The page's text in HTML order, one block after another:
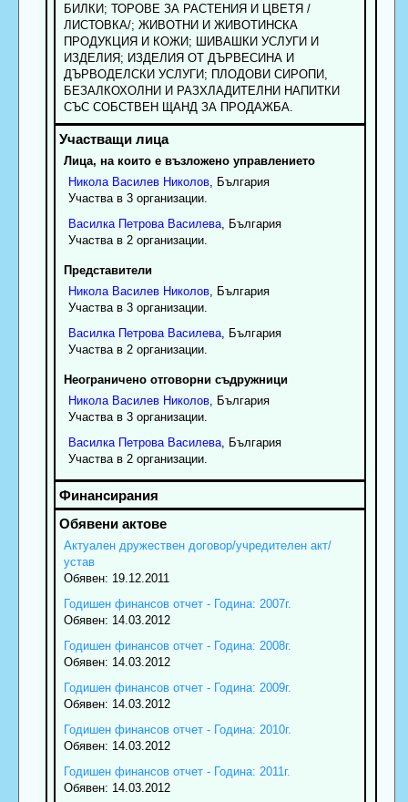
БИЛКИ; ТОРОВЕ ЗА РАСТЕНИЯ И ЦВЕТЯ /
ЛИСТОВКА/; ЖИВОТНИ И ЖИВОТИНСКА
ПРОДУКЦИЯ И КОЖИ; ШИВАШКИ УСЛУГИ И
ИЗДЕЛИЯ; ИЗДЕЛИЯ ОТ ДЪРВЕСИНА И
ДЪРВОДЕЛСКИ УСЛУГИ; ПЛОДОВИ СИРОПИ,
БЕЗАЛКОХОЛНИ И РАЗХЛАДИТЕЛНИ НАПИТКИ
СЪС СОБСТВЕН ЩАНД ЗА ПРОДАЖБА.
Лица, на които е възложено управлението
Никола Василев Николов, България
Участва в 3 организации.
Василка Петрова Василева, България
Участва в 2 организации.
Представители
Никола Василев Николов, България
Участва в 3 организации.
Василка Петрова Василева, България
Участва в 2 организации.
Неограничено отговорни съдружници
Никола Василев Николов, България
Участва в 3 организации.
Василка Петрова Василева, България
Участва в 2 организации.
Актуален дружествен договор/учредителен акт/
устав
Обявен: 19.12.2011
Годишен финансов отчет - Година: 2007г.
Обявен: 14.03.2012
Годишен финансов отчет - Година: 2008г.
Обявен: 14.03.2012
Годишен финансов отчет - Година: 2009г.
Обявен: 14.03.2012
Годишен финансов отчет - Година: 2010г.
Обявен: 14.03.2012
Годишен финансов отчет - Година: 2011г.
Обявен: 14.03.2012